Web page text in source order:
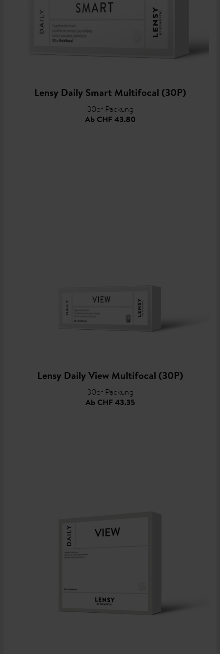
Lensy Daily Smart Multifocal (30P)
30er Packung
AbCHF 43.80
Lensy Daily View Multifocal (30P)
30er Packung
AbCHF 43.35